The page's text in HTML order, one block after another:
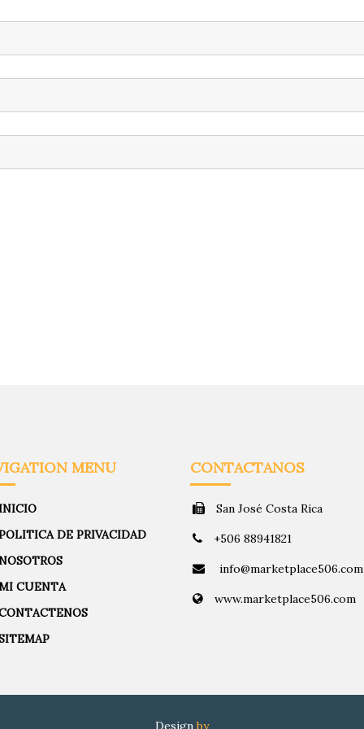
MENU
DE PRIVACIDAD
CUENTA
CONTACTANOS
San José Costa Rica
+506 88941821
info@marketplace506.com
www.marketplace506.com
Design by